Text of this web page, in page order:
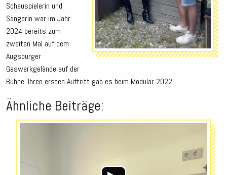
Schauspielerin und
Sängerin war im Jahr
2024 bereits zum
zweiten Mal auf dem
Augsburger
Gaswerkgelände auf der
Bühne. Ihren ersten Auftritt gab es beim Modular 2022.
Ähnliche Beiträge:
Audio-
Player